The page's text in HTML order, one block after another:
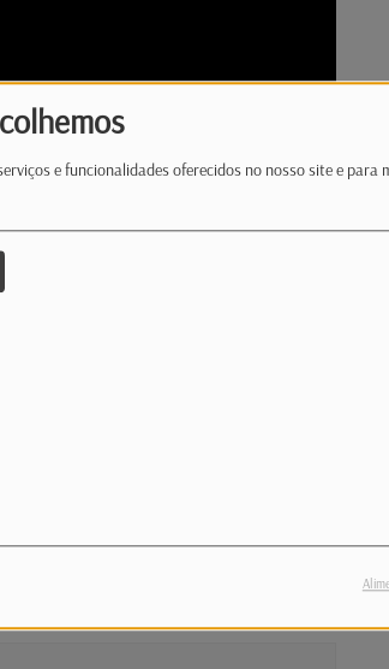
e funcionalidades oferecidos no nosso site e para
diz que ainda é cedo
o jogo frente a Espanha